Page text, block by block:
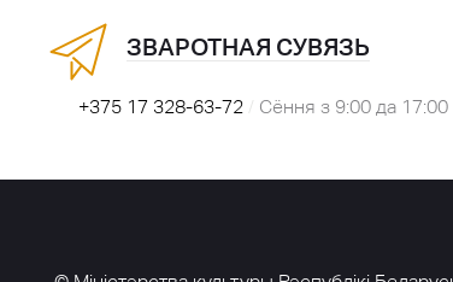
ЗВАРОТНАЯ СУВЯЗЬ
+375 17 328-63-72 / Сёння з 9:00 да 17:00